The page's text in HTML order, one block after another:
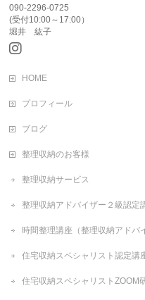
090-2296-0725
(受付10:00～17:00）
堀井 紘子
HOME
プロフィール
ブログ
整理収納のお客様
整理収納サービス
整理収納アドバイザー２級認定
時間整理講座（整理収納アドバ
住宅収納スペシャリスト認定講
住宅収納スペシャリストZOOM